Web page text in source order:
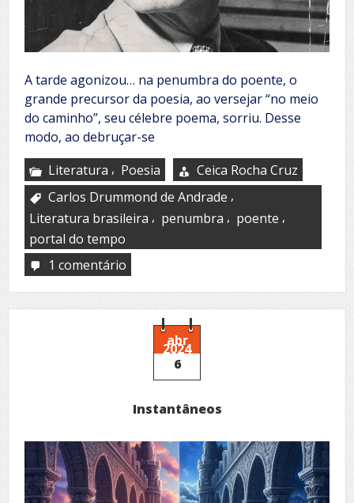
A tarde agonizou… na penumbra do poente, o
grande precursor da poesia, ao versejar “no meio
do caminho”, seu célebre poema, sorriu. Desse
modo, ao debruçar-se
Literatura , Poesia
Ceica Rocha Cruz
Carlos Drummond de Andrade ,
Literatura brasileira , penumbra , poente ,
portal do tempo
1 comentário
pensador
abr
2024
6
Instantâneos